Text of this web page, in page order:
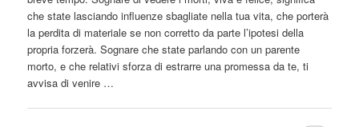
che state lasciando influenze sbagliate nella tua vita, che porterà
la perdita di materiale se non correttoda parte l’ipotesi della
propria forzerà. Sognare che state parlando con un parente
morto, e che relativi sforza di estrarre una promessada te, ti
avvisa di venire …